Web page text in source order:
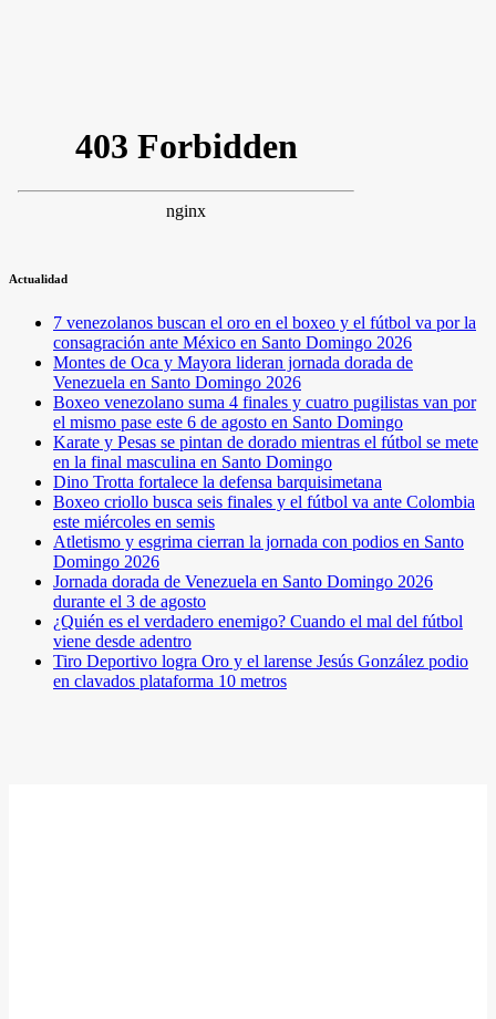
Actualidad
7 venezolanos buscan el oro en el boxeo y el fútbol va por la
consagración ante México en Santo Domingo 2026
Montes de Oca y Mayora lideran jornada dorada de
Venezuela en Santo Domingo 2026
Boxeo venezolano suma 4 finales y cuatro pugilistas van por
el mismo pase este 6 de agosto en Santo Domingo
Karate y Pesas se pintan de dorado mientras el fútbol se mete
en la final masculina en Santo Domingo
Dino Trotta fortalece la defensa barquisimetana
Boxeo criollo busca seis finales y el fútbol va ante Colombia
este miércoles en semis
Atletismo y esgrima cierran la jornada con podios en Santo
Domingo 2026
Jornada dorada de Venezuela en Santo Domingo 2026
durante el 3 de agosto
¿Quién es el verdadero enemigo? Cuando el mal del fútbol
viene desde adentro
Tiro Deportivo logra Oro y el larense Jesús González podio
en clavados plataforma 10 metros